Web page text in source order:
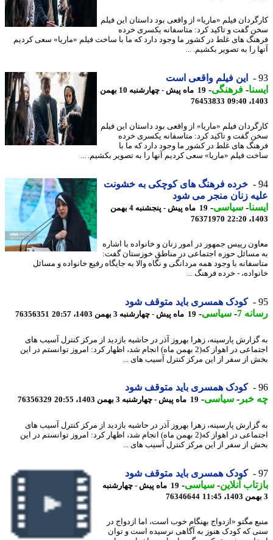
فیلم «ماریا» از واقعی بود داستان این فیلم
گفت و تاکید کرد: متاسفانه یکسری خرده
های غلط در کشور ما وجود دارد که ما با ساخت فیلم «ماریا» سعی کردیم
را به تصویر بکشیم. ...
این فیلم واقعی است
-فرهنگی-
19 ماه پیش - چهارشنبه 10 بهمن
76453833
فیلم «ماریا» از واقعی بود داستان این فیلم
گفت و تاکید کرد: متاسفانه یکسری خرده
های غلط در کشور ما وجود دارد که ما با
فیلم «ماریا» سعی کردیم آنها را به تصویر بکشیم. ...
خرده فرهنگ های کوچکی به خشونت
زنان منجر می شود
-سیاسی-
19 ماه پیش - پنجشنبه 4 بهمن
76371970
رییس جمهور در امور زنان و خانواده با اشاره
حوزه اجتماعی در مناطق خوزستان گفت:
با وجود همه مردانگی و نگاه والا به جایگاه رفیع خانواده و مسائل
- خرده فرهنگ ...
کودک همسری باید متوقف شود
7
-سیاسی-19 ماه پیش - چهارشنبه 3 بهمن 1403، 20:57 76356351
پارسینه، زهرا بهروز آذر در حاشیه بازدید از مرکز کنترل آسیب های
اجتماعی در اهواز که(2 بهمن ماه) انجام شد، اظهار کرد: امروز توانستم در این
از سفر از این مرکز کنترل آسیب های ...
کودک همسری باید متوقف شود
خبر -سیاسی-19 ماه پیش - چهارشنبه 3 بهمن 1403، 20:55 76356329
پارسینه، زهرا بهروز آذر در حاشیه بازدید از مرکز کنترل آسیب های
اجتماعی در اهواز که(2 بهمن ماه) انجام شد، اظهار کرد: امروز توانستم در این
از سفر از این مرکز کنترل آسیب های ...
کودک همسری باید متوقف شود
آنلاین-سیاسی-
19 ماه پیش - چهارشنبه
76346644
مگتو «ازدواج بهنگام خوب است، اما ازدواج در
که کودک هنوز به آگاهی نرسیده است و توان